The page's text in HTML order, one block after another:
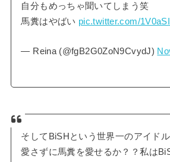
自分もめっちゃ聞いてしまう笑
馬糞はやばい pic.twitter.com/
— Reina (@fgB2G0ZoN9CvydJ)
そしてBiSHという世界一のアイド
愛さずに馬糞を愛せるか？？私は